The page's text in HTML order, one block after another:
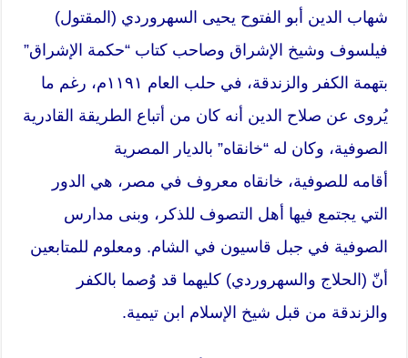
شهاب الدين أبو الفتوح يحيى السهروردي (المقتول)
فيلسوف وشيخ الإشراق وصاحب كتاب “حكمة الإشراق”
بتهمة الكفر والزندقة، في حلب العام ١١٩١م، رغم ما
يُروى عن صلاح الدين أنه كان من أتباع الطريقة القادرية
الصوفية، وكان له “خانقاه” بالديار المصرية
أقامه للصوفية، خانقاه معروف في مصر، هي الدور
التي يجتمع فيها أهل التصوف للذكر، وبنى مدارس
الصوفية في جبل قاسيون في الشام. ومعلوم للمتابعين
أنّ (الحلاج والسهروردي) كليهما قد وُصما بالكفر
والزندقة من قبل شيخ الإسلام ابن تيمية.